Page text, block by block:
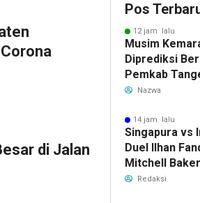
di Jalan
Pos
12 jam lalu
Musim
Diprediksi
Pemkab
Siapkan
Bersih
Nazwa
14 jam lalu
Singapura vs
Duel Ilhan
Mitchell
Sorotan di
Redaksi